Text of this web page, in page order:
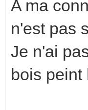
A ma
n'est pas
Je n'ai
bois peint